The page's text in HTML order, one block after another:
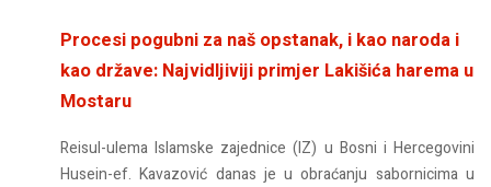
Procesi pogubni za naš opstanak, i kao naroda i
kao države: Najvidljiviji primjer Lakišića harema u
Mostaru
Reisul-ulema Islamske zajednice (IZ) u Bosni i Hercegovini
Husein-ef. Kavazović danas je u obraćanju sabornicima u